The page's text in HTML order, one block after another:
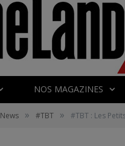
NOS MAGAZINES
News » #TBT » #TBT : Les